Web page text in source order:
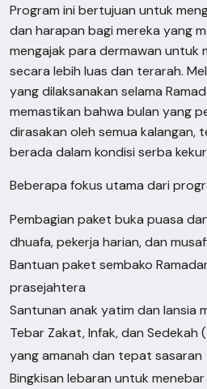
Program ini bertujuan untuk
dan harapan bagi mereka yang
mengajak para dermawan untuk
secara lebih luas dan terarah.
yang dilaksanakan selama
memastikan bahwa bulan yang
dirasakan oleh semua kalangan,
berada dalam kondisi serba
Beberapa fokus utama dari
Pembagian paket buka puasa
dhuafa, pekerja harian, dan
Bantuan paket sembako
prasejahtera
Santunan anak yatim dan lansia
Tebar Zakat, Infak, dan Sedekah
yang amanah dan tepat sasaran
Bingkisan lebaran untuk